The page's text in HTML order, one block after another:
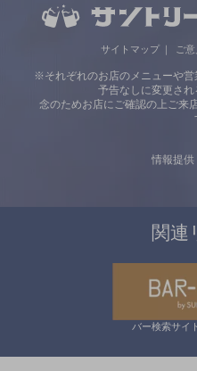
サイトマップ ご
※それぞれのお店のメニューや営
予告なしに変更され
念のためお店にご確認の上ご来
情報提供
関連
バー検索サイ